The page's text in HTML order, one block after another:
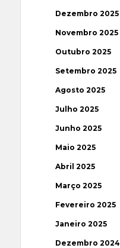
Dezembro 2025
Novembro 2025
Outubro 2025
Setembro 2025
Agosto 2025
Julho 2025
Junho 2025
Maio 2025
Abril 2025
Março 2025
Fevereiro 2025
Janeiro 2025
Dezembro 2024